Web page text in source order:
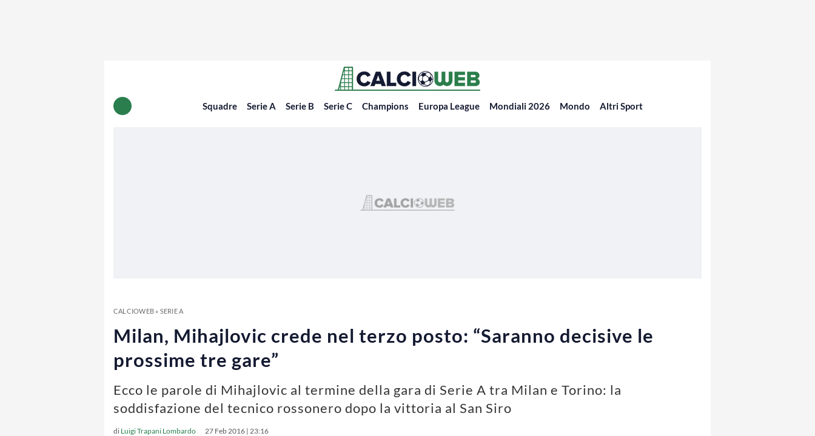
Squadre Serie A Serie B Serie C Champions Europa League Mondiali 2026 Mondo Altri Sport
CALCIOWEB» SERIE A
Milan, Mihajlovic crede nel terzo posto: “Saranno decisive le
prossime tre gare”
Ecco le parole di Mihajlovic al termine della gara di Serie A tra Milan e Torino: la
soddisfazione del tecnico rossonero dopo la vittoria al San Siro
di Luigi Trapani Lombardo 27 Feb 2016 | 23:16